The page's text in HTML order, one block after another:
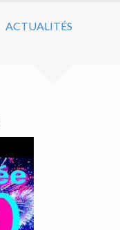
ACTUALITÉS